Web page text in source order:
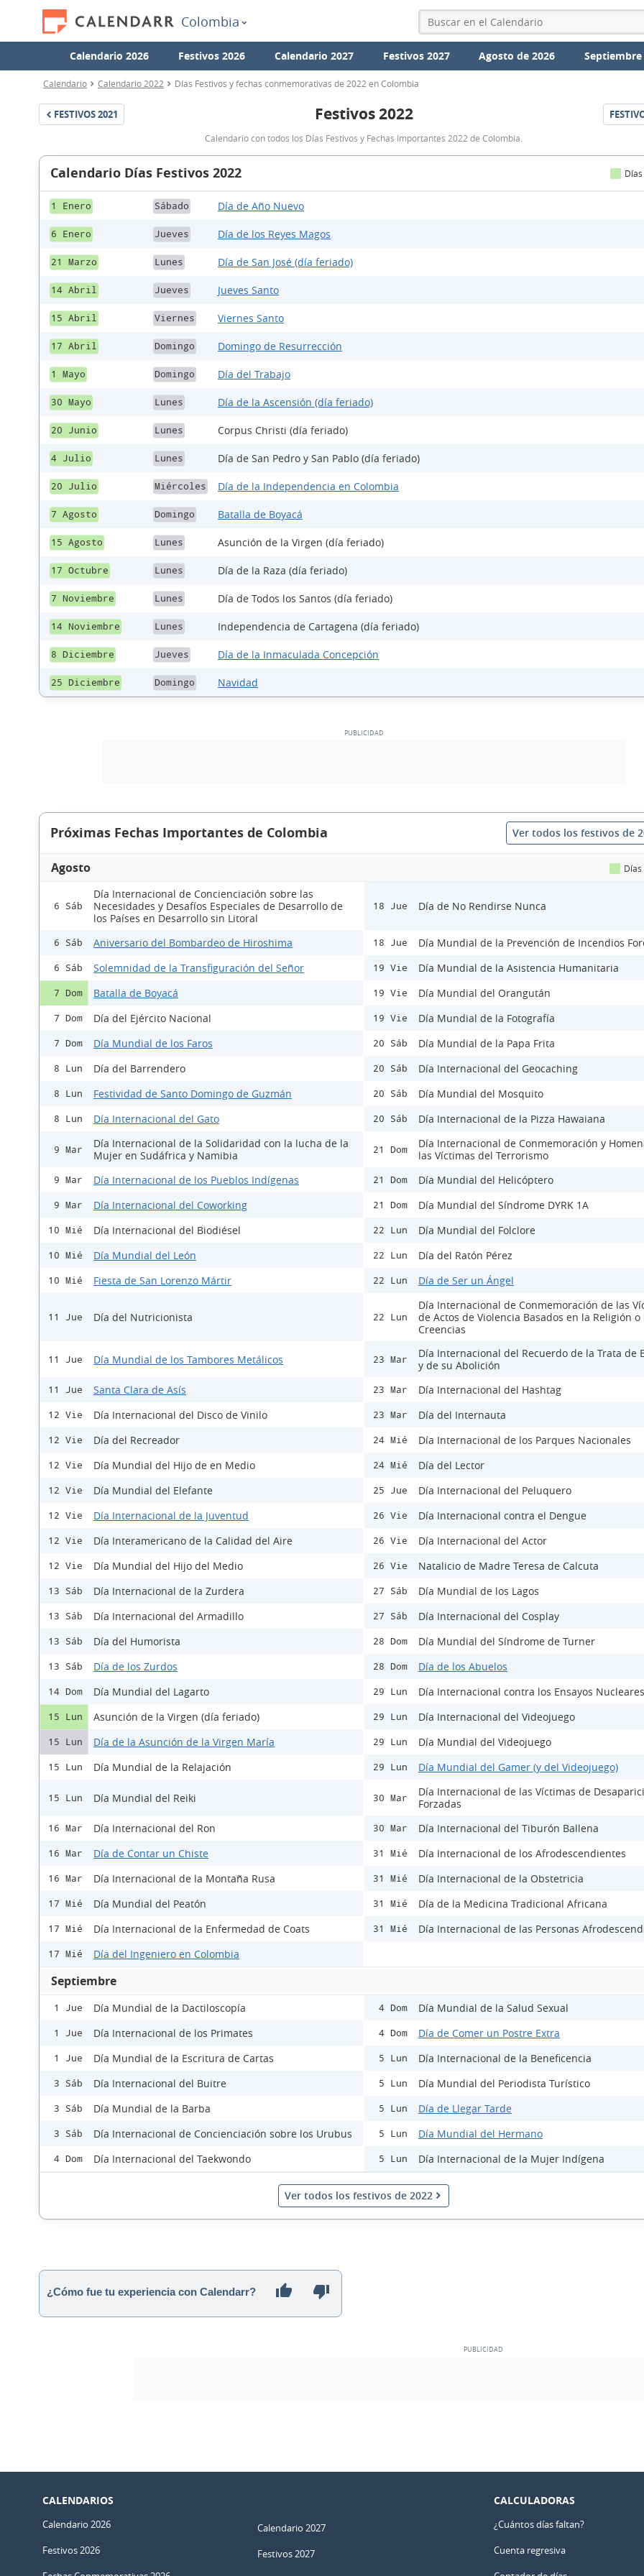
Colombia
Calendario 2026 Festivos 2026 Calendario 2027 Festivos 2027 Agosto de 2026 Septiembre
Calendario Calendario 2022 Días Festivos y fechas conmemorativas de 2022 en Colombia
FESTIVOS2021
Festivos
Colombia
Festivos 2022
Calendario con todos los Días Festivos y Fechas Importantes 2022 de Colombia.
Calendario Días Festivos 2022
1 Enero Sábado Día de Año Nuevo
6 Enero Jueves Día de los Reyes Magos
21 Marzo Lunes Día de San José (día feriado)
14 Abril Jueves Jueves Santo
15 Abril Viernes Viernes Santo
17 Abril Domingo Domingo de Resurrección
1 Mayo Domingo Día del Trabajo
30 Mayo Lunes Día de la Ascensión (día feriado)
20 Junio Lunes Corpus Christi (día feriado)
4 Julio Lunes Día de San Pedro y San Pablo (día feriado)
20 Julio Miércoles Día de la Independencia en Colombia
7 Agosto Domingo Batalla de Boyacá
15 Agosto Lunes Asunción de la Virgen (día feriado)
17 Octubre Lunes Día de la Raza (día feriado)
7 Noviembre Lunes Día de Todos los Santos (día feriado)
14 Noviembre Lunes Independencia de Cartagena (día feriado)
8 Diciembre Jueves Día de la Inmaculada Concepción
25 Diciembre Domingo Navidad
Próximas Fechas Importantes de Colombia Ver todos los festivos de
Agosto Días
6 Sáb
Día Internacional de Concienciación sobre las
Necesidades y Desafíos Especiales de Desarrollo de
los Países en Desarrollo sin Litoral
6 Sáb Aniversario del Bombardeo de Hiroshima
6 Sáb Solemnidad de la Transfiguración del Señor
7 Dom Batalla de Boyacá
7 Dom Día del Ejército Nacional
7 Dom Día Mundial de los Faros
8 Lun Día del Barrendero
8 Lun Festividad de Santo Domingo de Guzmán
8 Lun Día Internacional del Gato
9 Mar
Día Internacional de la Solidaridad con la lucha de la
Mujer en Sudáfrica y Namibia
9 Mar Día Internacional de los Pueblos Indígenas
9 Mar Día Internacional del Coworking
10 Mié Día Internacional del Biodiésel
10 Mié Día Mundial del León
10 Mié Fiesta de San Lorenzo Mártir
11 Jue Día del Nutricionista
11 Jue Día Mundial de los Tambores Metálicos
11 Jue Santa Clara de Asís
12 Vie Día Internacional del Disco de Vinilo
12 Vie Día del Recreador
12 Vie Día Mundial del Hijo de en Medio
12 Vie Día Mundial del Elefante
12 Vie Día Internacional de la Juventud
12 Vie Día Interamericano de la Calidad del Aire
12 Vie Día Mundial del Hijo del Medio
13 Sáb Día Internacional de la Zurdera
13 Sáb Día Internacional del Armadillo
13 Sáb Día del Humorista
13 Sáb Día de los Zurdos
14 Dom Día Mundial del Lagarto
15 Lun Asunción de la Virgen (día feriado)
15 Lun Día de la Asunción de la Virgen María
15 Lun Día Mundial de la Relajación
15 Lun Día Mundial del Reiki
16 Mar Día Internacional del Ron
16 Mar Día de Contar un Chiste
16 Mar Día Internacional de la Montaña Rusa
17 Mié Día Mundial del Peatón
17 Mié Día Internacional de la Enfermedad de Coats
17 Mié Día del Ingeniero en Colombia
18 Jue Día de No Rendirse Nunca
18 Jue Día Mundial de la Prevención de Incendios
19 Vie Día Mundial de la Asistencia Humanitaria
19 Vie Día Mundial del Orangután
19 Vie Día Mundial de la Fotografía
20 Sáb Día Mundial de la Papa Frita
20 Sáb Día Internacional del Geocaching
20 Sáb Día Mundial del Mosquito
20 Sáb Día Internacional de la Pizza Hawaiana
21 Dom
Día Internacional de Conmemoración y
las Víctimas del Terrorismo
21 Dom Día Mundial del Helicóptero
21 Dom Día Mundial del Síndrome DYRK 1A
22 Lun Día Mundial del Folclore
22 Lun Día del Ratón Pérez
22 Lun Día de Ser un Ángel
22 Lun
Día Internacional de Conmemoración de las
de Actos de Violencia Basados en la Religión o
Creencias
23 Mar
Día Internacional del Recuerdo de la Trata de
y de su Abolición
23 Mar Día Internacional del Hashtag
23 Mar Día del Internauta
24 Mié Día Internacional de los Parques Nacionales
24 Mié Día del Lector
25 Jue Día Internacional del Peluquero
26 Vie Día Internacional contra el Dengue
26 Vie Día Internacional del Actor
26 Vie Natalicio de Madre Teresa de Calcuta
27 Sáb Día Mundial de los Lagos
27 Sáb Día Internacional del Cosplay
28 Dom Día Mundial del Síndrome de Turner
28 Dom Día de los Abuelos
29 Lun Día Internacional contra los Ensayos Nucleares
29 Lun Día Internacional del Videojuego
29 Lun Día Mundial del Videojuego
29 Lun Día Mundial del Gamer (y del Videojuego)
30 Mar
Día Internacional de las Víctimas de
Forzadas
30 Mar Día Internacional del Tiburón Ballena
31 Mié Día Internacional de los Afrodescendientes
31 Mié Día Internacional de la Obstetricia
31 Mié Día de la Medicina Tradicional Africana
31 Mié Día Internacional de las Personas
Septiembre
1 Jue Día Mundial de la Dactiloscopía
1 Jue Día Internacional de los Primates
1 Jue Día Mundial de la Escritura de Cartas
3 Sáb Día Internacional del Buitre
3 Sáb Día Mundial de la Barba
3 Sáb Día Internacional de Concienciación sobre los Urubus
4 Dom Día Internacional del Taekwondo
4 Dom Día Mundial de la Salud Sexual
4 Dom Día de Comer un Postre Extra
5 Lun Día Internacional de la Beneficencia
5 Lun Día Mundial del Periodista Turístico
5 Lun Día de Llegar Tarde
5 Lun Día Mundial del Hermano
5 Lun Día Internacional de la Mujer Indígena
Ver todos los festivos de 2022
¿Cómo fue tu experiencia con Calendarr?
CALENDARIOS
Calendario 2026
Festivos 2026
Calendario 2027
Festivos 2027
CALCULADORAS
¿Cuántos días faltan?
Cuenta regresiva